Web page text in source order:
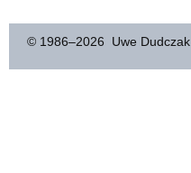
© 1986–2026 Uwe Dudczak